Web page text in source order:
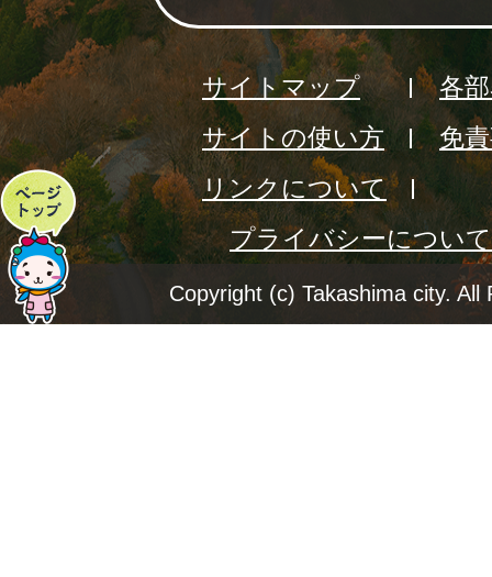
ペ
ー
ジ
サイトマップ
各
サイトの使い方
免
リンクについて
プライバシーについて
Copyright (c) Takashima city. All